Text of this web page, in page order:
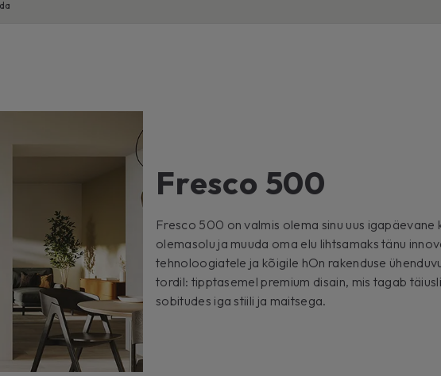
Fresco 500
Fresco 500 on valmis olema sinu uus
olemasolu ja muuda oma elu lihtsamaks tänu
tehnoloogiatele ja kõigile hOn rakenduse
tordil: tipptasemel premium disain, mis tagab
sobitudes iga stiili ja maitsega.